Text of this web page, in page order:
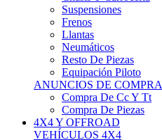
Suspensiones
Frenos
Llantas
Neumáticos
Resto De Piezas
Equipación Piloto
ANUNCIOS DE COMPRA
Compra De Cc Y Tt
Compra De Piezas
4X4 Y OFFROAD
VEHÍCULOS 4X4